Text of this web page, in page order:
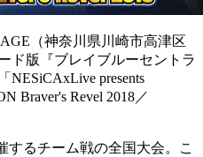
（神奈川県川崎市高津区
ド版『ブレイブルーセントラ
NESiCAxLive presents
Braver's Revel 2018／
するチーム戦の全国大会。こ